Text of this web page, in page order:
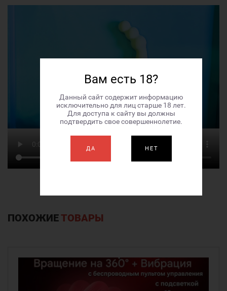
ПОХОЖИЕТОВАРЫ
Вам есть 18?
Данный сайт содержит информацию
исключительно для лиц старше 18 лет.
Для доступа к сайту вы должны
подтвердить свое совершеннолетие.
ДА НЕТ